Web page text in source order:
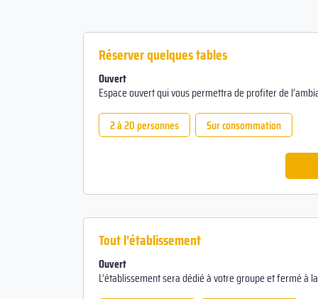
Réserver quelques tables
Ouvert
Espace ouvert qui vous permettra de profiter de
2 à 20 personnes
Sur consommation
Tout l'établissement
Ouvert
L’établissement sera dédié à votre groupe et fermé à